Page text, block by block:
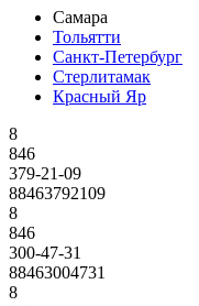
Самара
Тольятти
Санкт-Петербург
Стерлитамак
Красный Яр
8
846
379-21-09
88463792109
8
846
300-47-31
88463004731
8